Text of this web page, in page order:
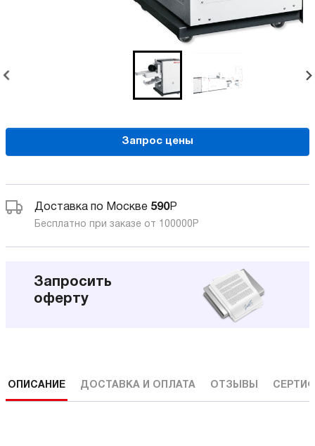
Запрос цены
Доставка по Москве 590Р
Бесплатно при заказе от 100000 Р
Запросить
оферту
ОПИСАНИЕ ДОСТАВКА И ОПЛАТА ОТЗЫВЫ